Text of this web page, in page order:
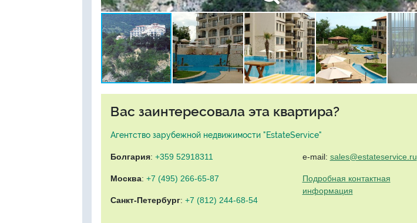
Вас заинтересовала эта квартира?
Агентство зарубежной недвижимости "EstateService"
Болгария: +359 52918311
Москва: +7 (495) 266-65-87
Санкт-Петербург: +7 (812) 244-68-54
e-mail: sales@estateservice.ru
Подробная контактная
информация